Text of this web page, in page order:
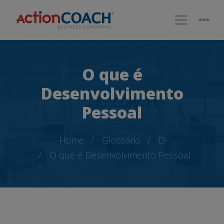
O que é
Desenvolvimento
Pessoal
Home Glossário
D
O que é Desenvolvimento Pessoal